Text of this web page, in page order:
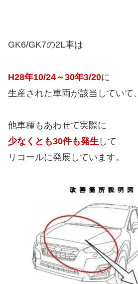
GK6/GK7の2L車は
H28年10/24～30年3/20に
生産された車両が該当していて、
他車種もあわせて実際に
少なくとも30件も発生 して
リコールに発展しています。